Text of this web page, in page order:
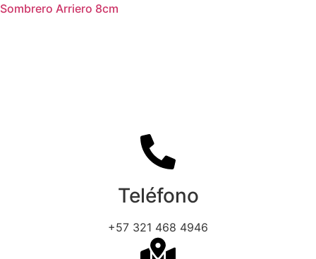
Sombrero Arriero 8cm
Teléfono
+57 321 468 4946